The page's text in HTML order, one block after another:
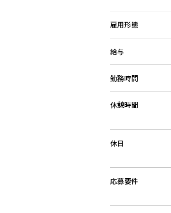
雇用形態
給与
勤務時間
休憩時間
休日
応募要件